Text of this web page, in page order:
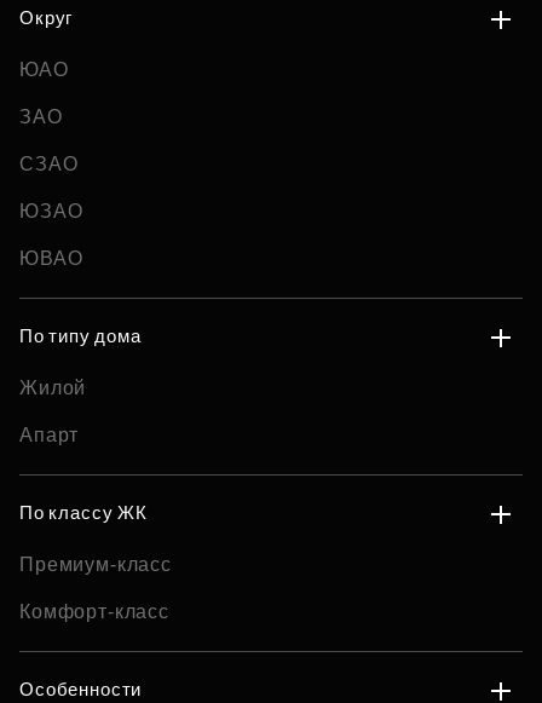
Округ
ЮАО
ЗАО
СЗАО
ЮЗАО
ЮВАО
По типу дома
Жилой
Апарт
По классу ЖК
Премиум-класс
Комфорт-класс
Особенности